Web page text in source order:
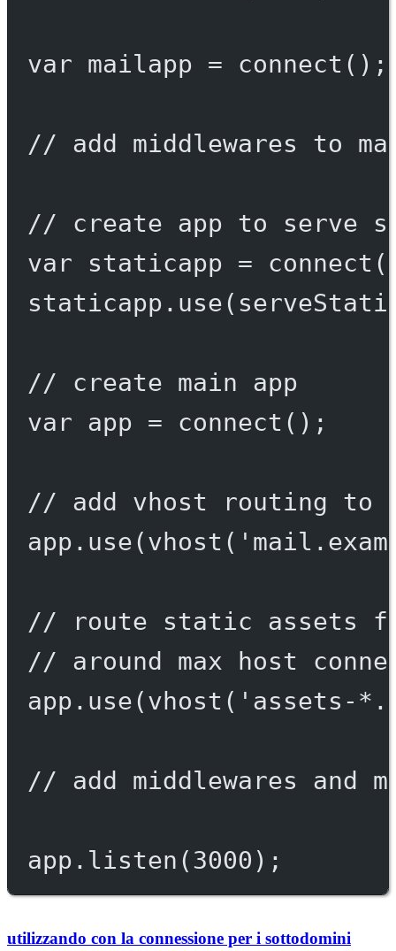
var mailapp = connect ();
// add middlewares to
// create app to serve
var staticapp = connect
staticapp. use(
// create main app
var app = connect ();
// add vhost routing to
app. use(vhost (
// route static assets
// around max host
app. use(vhost ( 'assets-
// add middlewares and
app. listen (3000 );
utilizzando con la connessione per i sottodomini